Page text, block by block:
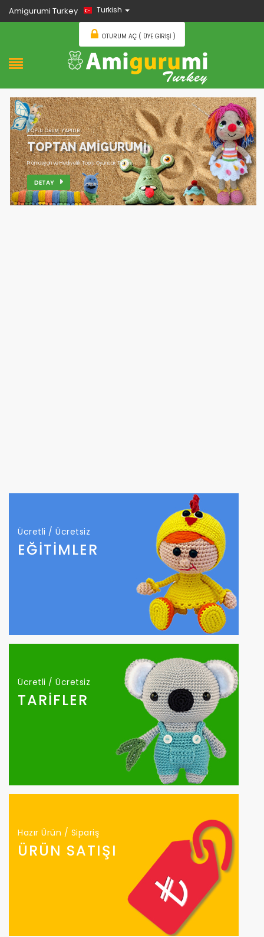
Amigurumi Turkey Turkish
OTURUM AÇ ( ÜYE GIRIŞI )
TOPLU ÖRÜM YAPILIR
TOPTAN AMİGURUMİ
Promosyon ve Hediyelik Toplu Oyuncak Temini.
DETAY
Ücretli / Ücretsiz
EĞİTİMLER
Ücretli / Ücretsiz
TARİFLER
Hazır Ürün / Sipariş
ÜRÜN SATIŞI